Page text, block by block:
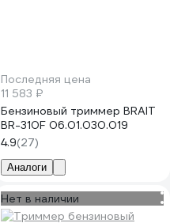
Последняя цена
11 583 ₽
Бензиновый триммер BRAIT
BR-310F 06.01.030.019
4.9(27)
Аналоги
Нет в наличии